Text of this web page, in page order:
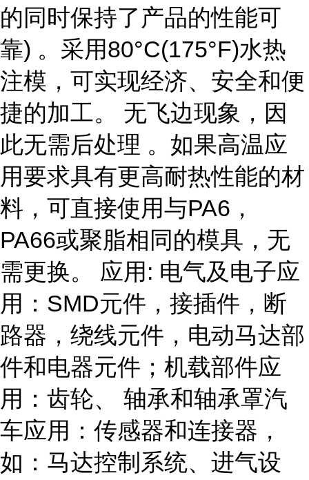
的同时保持了产品的性能可
靠) 。采用80°C(175°F)水热
注模，可实现经济、安全和便
捷的加工。 无飞边现象，因
此无需后处理 。如果高温应
用要求具有更高耐热性能的材
料，可直接使用与PA6，
PA66或聚脂相同的模具，无
需更换。 应用: 电气及电子应
用：SMD元件，接插件，断
路器，绕线元件，电动马达部
件和电器元件；机载部件应
用：齿轮、 轴承和轴承罩汽
车应用：传感器和连接器，
如：马达控制系统、进气设